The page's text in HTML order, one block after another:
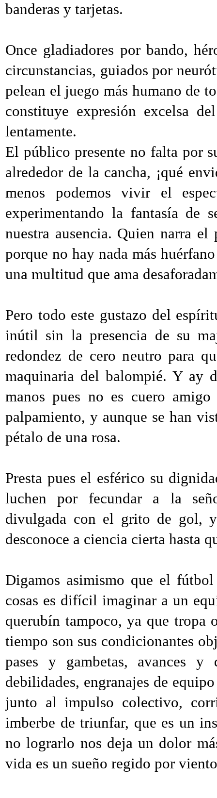
banderas y tarjetas.
Once gladiadores por bando,
circunstancias, guiados por
pelean el juego más humano de
constituye expresión excelsa
lentamente.
El público presente no falta por
alrededor de la cancha, ¡qué
menos podemos vivir el
experimentando la fantasía de
nuestra ausencia. Quien narra
porque no hay nada más
una multitud que ama
Pero todo este gustazo del
inútil sin la presencia de su
redondez de cero neutro para
maquinaria del balompié. Y ay
manos pues no es cuero
palpamiento, y aunque se han
pétalo de una rosa.
Presta pues el esférico su
luchen por fecundar a la
divulgada con el grito de gol,
desconoce a ciencia cierta hasta
Digamos asimismo que el
cosas es difícil imaginar a un
querubín tampoco, ya que tropa
tiempo son sus condicionantes
pases y gambetas, avances y
debilidades, engranajes de
junto al impulso colectivo,
imberbe de triunfar, que es un
no lograrlo nos deja un dolor
vida es un sueño regido por